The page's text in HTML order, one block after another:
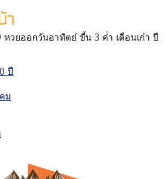
า
วยออกวันอาทิตย์ ขึ้น 3 ค่ำ เดือนเก้า ปี
ปี
ม